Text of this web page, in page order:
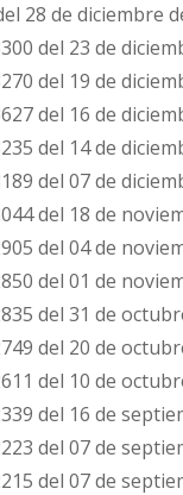
28 de diciembre
del 23 de
del 19 de
del 16 de
del 14 de
del 07 de
del 18 de
del 04 de
del 01 de
del 31 de
del 20 de
del 10 de
del 16 de
del 07 de
del 07 de